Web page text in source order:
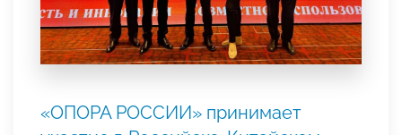
«ОПОРА РОССИИ» принимает